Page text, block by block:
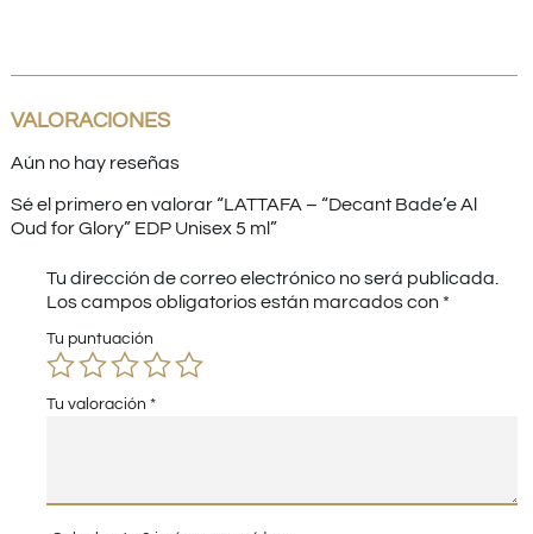
VALORACIONES
Aún no hay reseñas
Sé el primero en valorar “LATTAFA – “Decant Bade’e Al
Oud for Glory” EDP Unisex 5 ml”
Tu dirección de correo electrónico no será publicada.
Los campos obligatorios están marcados con *
Tu puntuación
Tu valoración *